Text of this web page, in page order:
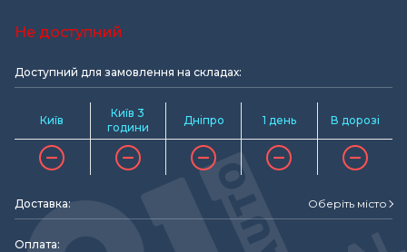
Не доступний
Доступний для замовлення на складах:
Київ
Київ 3
години
Дніпро 1 день В дорозі
Доставка: Оберіть місто
Оплата: